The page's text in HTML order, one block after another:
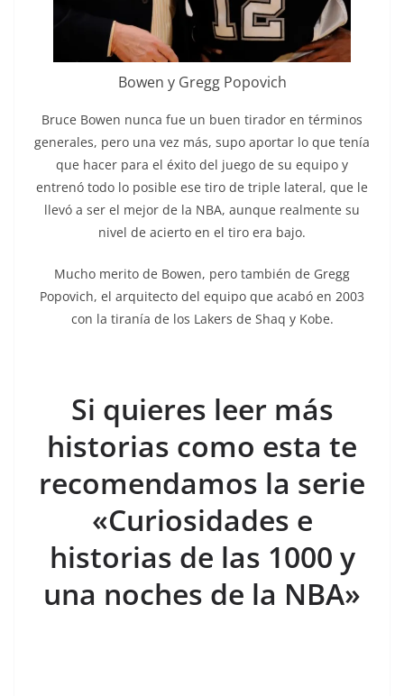
Bowen y Gregg Popovich
Bruce Bowen nunca fue un buen tirador en términos
generales, pero una vez más, supo aportar lo que tenía
que hacer para el éxito del juego de su equipo y
entrenó todo lo posible ese tiro de triple lateral, que le
llevó a ser el mejor de la NBA, aunque realmente su
nivel de acierto en el tiro era bajo.
Mucho merito de Bowen, pero también de Gregg
Popovich, el arquitecto del equipo que acabó en 2003
con la tiranía de los Lakers de Shaq y Kobe.
Si quieres leer más
historias como esta te
recomendamos la serie
«Curiosidades e
historias de las 1000 y
una noches de la NBA»